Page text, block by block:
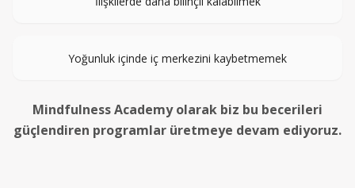
Yoğunluk içinde iç merkezini kaybetmemek
Mindfulness Academy olarak biz bu becerileri
güçlendiren programlar üretmeye devam ediyoruz.